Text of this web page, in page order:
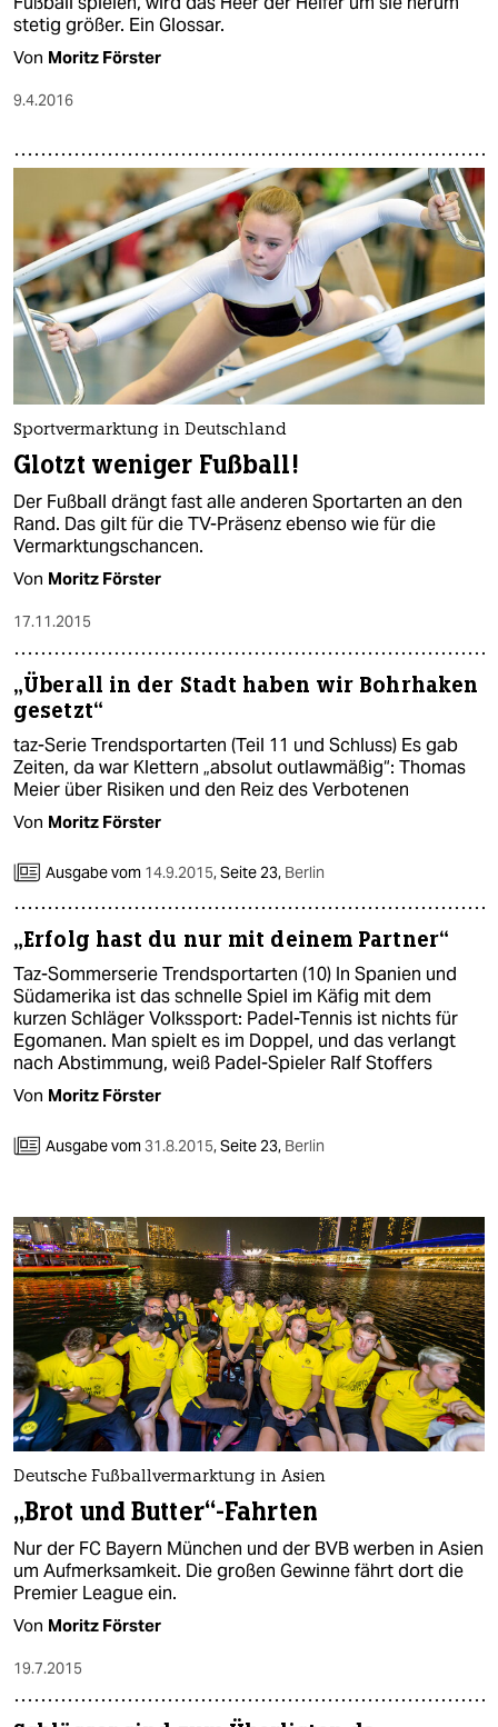
stetig größer. Ein Glossar.
Von Moritz Förster
9.4.2016
Sportvermarktung in Deutschland
Glotzt weniger Fußball!
Der Fußball drängt fast alle anderen Sportarten an den
Rand. Das gilt für die TV-Präsenz ebenso wie für die
Vermarktungschancen.
Von Moritz Förster
17.11.2015
„Überall in der Stadt haben wir Bohrhaken
gesetzt“
taz-Serie Trendsportarten (Teil 11 und Schluss) Es gab
Zeiten, da war Klettern „absolut outlawmäßig“: Thomas
Meier über Risiken und den Reiz des Verbotenen
Von Moritz Förster
Ausgabe vom 14.9.2015,Seite 23, Berlin
„Erfolg hast du nur mit deinem Partner“
Taz-Sommerserie Trendsportarten (10) In Spanien und
Südamerika ist das schnelle Spiel im Käfig mit dem
kurzen Schläger Volkssport: Padel-Tennis ist nichts für
Egomanen. Man spielt es im Doppel, und das verlangt
nach Abstimmung, weiß Padel-Spieler Ralf Stoffers
Von Moritz Förster
Ausgabe vom31.8.2015,Seite 23, Berlin
Deutsche Fußballvermarktung in Asien
„Brot und Butter“-Fahrten
Nur der FC Bayern München und der BVB werben in Asien
um Aufmerksamkeit. Die großen Gewinne fährt dort die
Premier League ein.
Von Moritz Förster
19.7.2015